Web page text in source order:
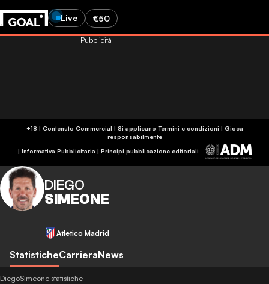
Live €50
+18 | Contenuto Commercial | Si applicano Termini e condizioni | Gioca
responsabilmente
| Informativa Pubblicitaria | Principi pubblicazione editoriali
Pubblicità
DIEGO
SIMEONE
Atletico Madrid
StatisticheCarrieraNews
DiegoSimeone statistiche